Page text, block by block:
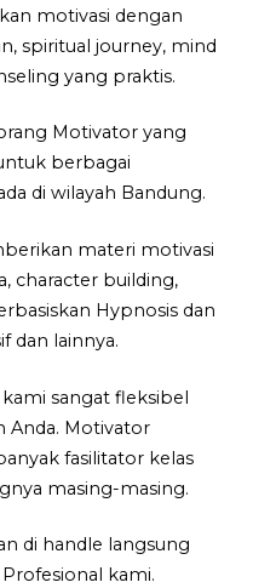
motivasi dengan
spiritual journey, mind
yang praktis.
Motivator yang
berbagai
di wilayah Bandung.
materi motivasi
character building,
Hypnosis dan
dan lainnya.
sangat fleksibel
Anda. Motivator
fasilitator kelas
masing-masing.
di handle langsung
kami.